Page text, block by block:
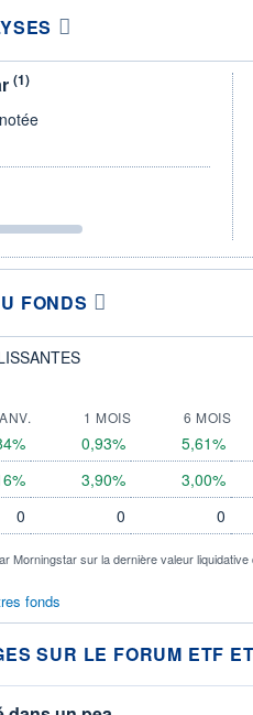
(1)
FONDS
1 MOIS 6 MOIS
0,93% 5,61%
3,90% 3,00%
0 0 0
Morningstar sur la dernière valeur liquidative
fonds
SUR LE FORUM ETF